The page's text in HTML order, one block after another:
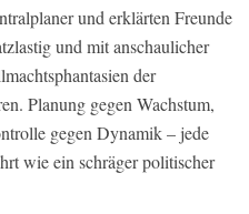
und erklärten Freunde
und mit anschaulicher
der
Planung gegen Wachstum,
gegen Dynamik – jede
wie ein schräger politischer